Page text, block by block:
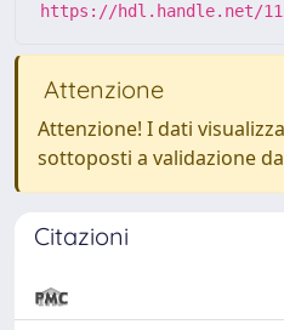
https://hdl.handle.net/
Attenzione
Attenzione! I dati
sottoposti a validazione
Citazioni